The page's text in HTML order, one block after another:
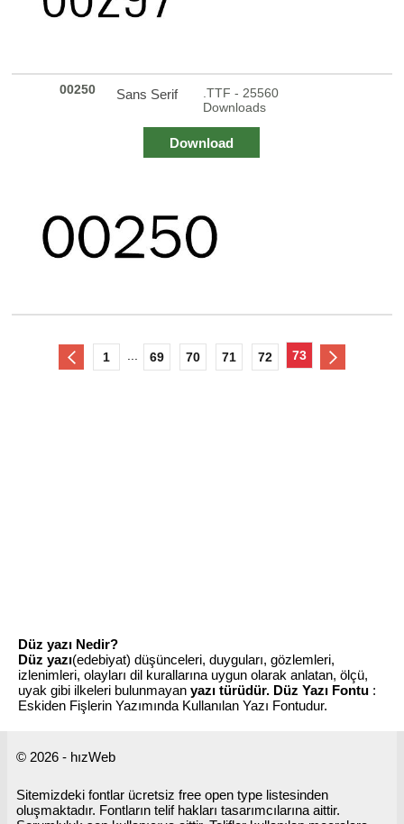
00250 Sans Serif
.TTF - 25560
Downloads
Download
1 69 70 71 72 73
Düz yazı Nedir?
Düz yazı(edebiyat) düşünceleri, duyguları, gözlemleri,
izlenimleri, olayları dil kurallarına uygun olarak anlatan, ölçü,
uyak gibi ilkeleri bulunmayan yazı türüdür. Düz Yazı Fontu :
Eskiden Fişlerin Yazımında Kullanılan Yazı Fontudur.
© 2026 - hızWeb
Sitemizdeki fontlar ücretsiz free open type listesinden
oluşmaktadır. Fontların telif hakları tasarımcılarına aittir.